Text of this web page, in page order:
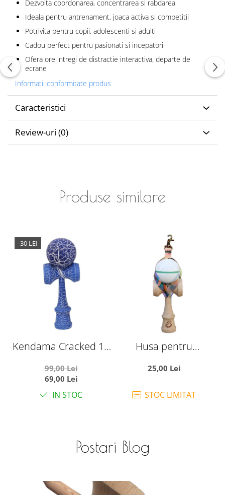
Dezvolta coordonarea, concentrarea si rabdarea
Ideala pentru antrenament, joaca activa si competitii
Potrivita pentru copii, adolescenti si adulti
Cadou perfect pentru pasionati si incepatori
Ofera ore intregi de distractie interactiva, departe de
ecrane
Informatii conformitate produs
Caracteristici
Review-uri (0)
Produse similare
-30 LEI
Kendama Cracked 18
99,00 Lei
69,00 Lei
IN STOC
Husa pentru
Breloc cu Catarama
Alb Multicolor
25,00 Lei
STOC LIMITAT
Postari Blog